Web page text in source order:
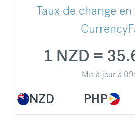
Taux de change
NZD
1 NZD =
Mis à jour à
PHP